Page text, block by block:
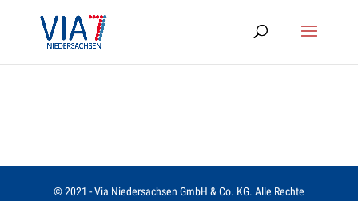
© 2021 - Via Niedersachsen GmbH & Co. KG. Alle Rechte